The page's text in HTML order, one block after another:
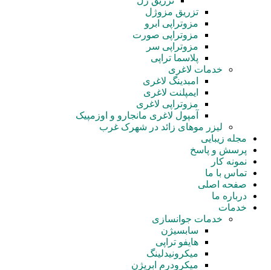
تزریق مزوژل
مزوتراپی ابرو
مزوتراپی صورت
مزوتراپی سر
پلاسما تراپی
خدمات لاغری
امبدینگ لاغری
ایمپلنت لاغری
مزوتراپی لاغری
آمپول‌ لاغری مانجارو و اوزمپیک
لیزر موهای زائد در شهرک غرب
مجله زیبایی
پرسش و پاسخ
نمونه کار
تماس با ما
صفحه اصلی
درباره ما
خدمات
خدمات جوانسازی
سابسیژن
هایفو تراپی
میکرونیدلینگ
میکرودرم ابریژن